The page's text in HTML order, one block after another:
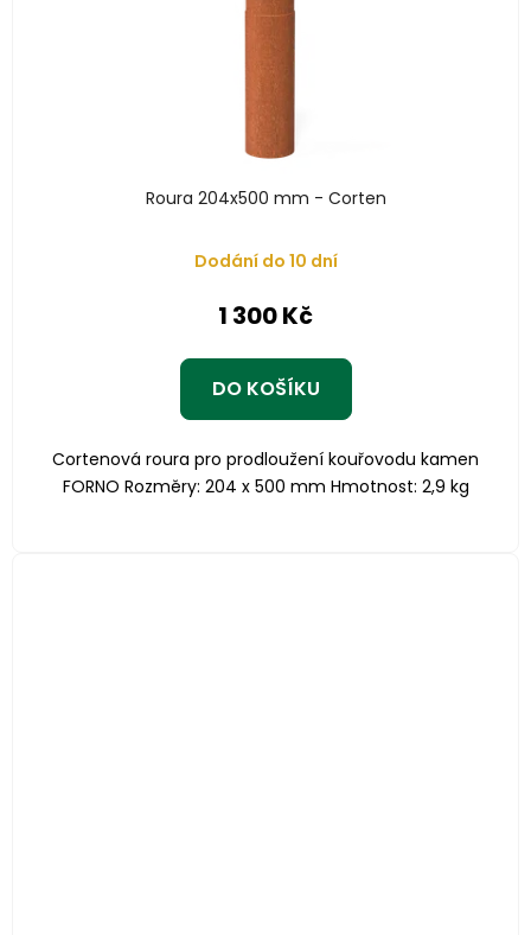
Roura 204x500 mm - Corten
Dodání do 10 dní
1 300 Kč
DO KOŠÍKU
Cortenová roura pro prodloužení kouřovodu kamen
FORNO Rozměry: 204 x 500 mm Hmotnost: 2,9 kg